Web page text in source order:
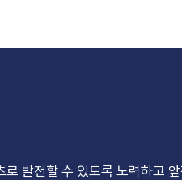
로 발전할 수 있도록 노력하고